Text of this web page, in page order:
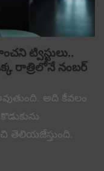
ట్విస్టులు..
రాత్రిలోనే నంబర్
అది కేవలం
తెలియజేస్తుంది.